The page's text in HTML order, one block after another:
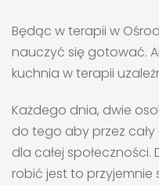
Będąc w terapii w
nauczyć się gotować.
kuchnia w terapii
Każdego dnia, dwie
do tego aby przez
dla całej
robić jest to